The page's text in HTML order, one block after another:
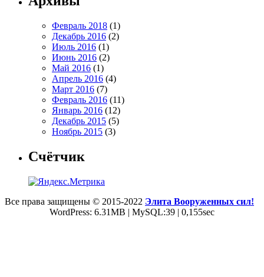
Февраль 2018 (1)
Декабрь 2016 (2)
Июль 2016 (1)
Июнь 2016 (2)
Май 2016 (1)
Апрель 2016 (4)
Март 2016 (7)
Февраль 2016 (11)
Январь 2016 (12)
Декабрь 2015 (5)
Ноябрь 2015 (3)
Счётчик
Все права защищены © 2015-2022 Элита Вооруженных сил!
WordPress: 6.31MB | MySQL:39 | 0,155sec